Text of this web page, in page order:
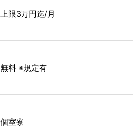
上限3万円迄/月
無料 ※規定有
個室寮